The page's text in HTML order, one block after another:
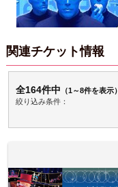
関連チケット情報
全164件中 （1～8件を表示）
絞り込み条件：